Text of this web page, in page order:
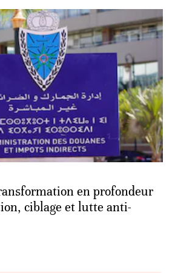
en profondeur
ciblage et lutte anti-